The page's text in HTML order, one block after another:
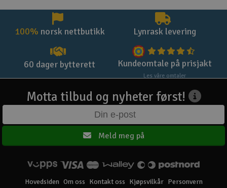
100% norsk nettbutikk Lynrask levering
60 dager bytterett Kundeomtale på prisjakt
Les våre omtaler
Motta tilbud og nyheter først!
Meld meg på
Hovedsiden Om oss Kontakt oss Kjøpsvilkår Personvern